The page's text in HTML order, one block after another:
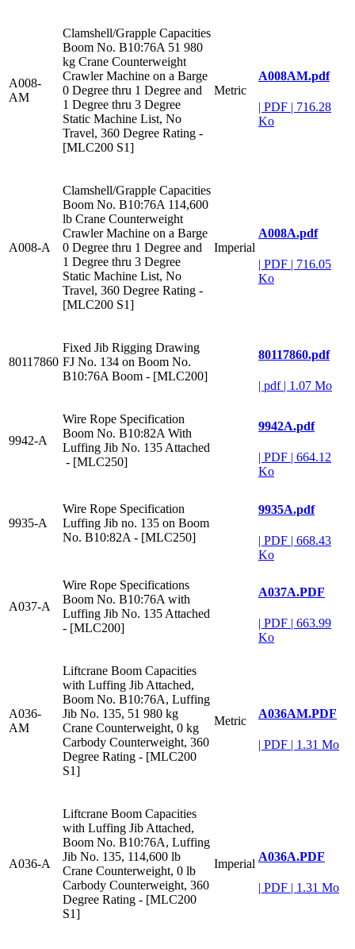
A008-
AM
Clamshell/Grapple Capacities
Boom No. B10:76A 51 980
kg Crane Counterweight
Crawler Machine on a Barge
0 Degree thru 1 Degree and
1 Degree thru 3 Degree
Static Machine List, No
Travel, 360 Degree Rating -
[MLC200 S1]
Metric
A008AM.pdf
| PDF | 716.28
Ko
A008-A
Clamshell/Grapple Capacities
Boom No. B10:76A 114,600
lb Crane Counterweight
Crawler Machine on a Barge
0 Degree thru 1 Degree and
1 Degree thru 3 Degree
Static Machine List, No
Travel, 360 Degree Rating -
[MLC200 S1]
Imperial
A008A.pdf
| PDF | 716.05
Ko
80117860
Fixed Jib Rigging Drawing
FJ No. 134 on Boom No.
B10:76A Boom - [MLC200]
80117860.pdf
| pdf | 1.07 Mo
9942-A
Wire Rope Specification
Boom No. B10:82A With
Luffing Jib No. 135 Attached
- [MLC250]
9942A.pdf
| PDF | 664.12
Ko
9935-A
Wire Rope Specification
Luffing Jib no. 135 on Boom
No. B10:82A - [MLC250]
9935A.pdf
| PDF | 668.43
Ko
A037-A
Wire Rope Specifications
Boom No. B10:76A with
Luffing Jib No. 135 Attached
- [MLC200]
A037A.PDF
| PDF | 663.99
Ko
A036-
AM
Liftcrane Boom Capacities
with Luffing Jib Attached,
Boom No. B10:76A, Luffing
Jib No. 135, 51 980 kg
Crane Counterweight, 0 kg
Carbody Counterweight, 360
Degree Rating - [MLC200
S1]
Metric
A036AM.PDF
| PDF | 1.31 Mo
A036-A
Liftcrane Boom Capacities
with Luffing Jib Attached,
Boom No. B10:76A, Luffing
Jib No. 135, 114,600 lb
Crane Counterweight, 0 lb
Carbody Counterweight, 360
Degree Rating - [MLC200
S1]
Imperial
A036A.PDF
| PDF | 1.31 Mo